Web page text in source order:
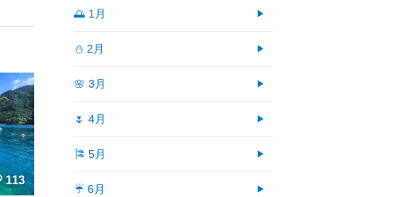
113
🌅 1月
⛄ 2月
🌸 3月
🌷 4月
🎏 5月
☔ 6月